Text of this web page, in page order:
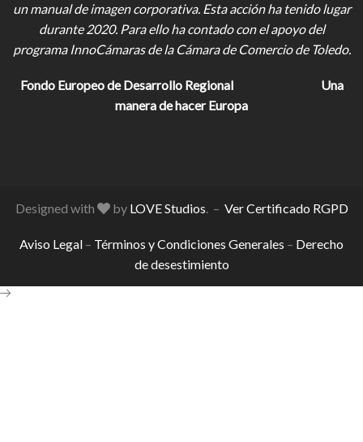
un manual de imagen corporativa. Esta acción ha tenido lugar
durante 2020. Para ello ha contado con el apoyo del
programa InnoCámaras de la Cámara de Comercio de Toledo.
Fondo Europeo de Desarrollo Regional
Una
manera de hacer Europa
Designed with by LOVE Studios. – Ver Certificado RGPD
Aviso Legal – Términos y Condiciones Generales – Derecho
de desestimiento